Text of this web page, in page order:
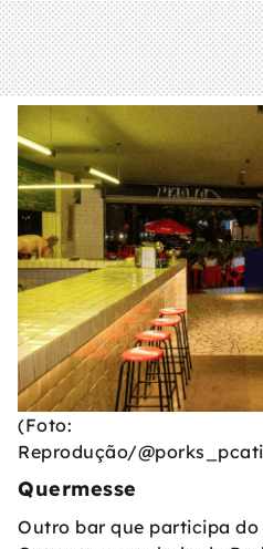
(Foto:
Reprodução/
Quermesse
Outro bar que participa do